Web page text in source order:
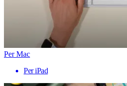
Per Mac
Per iPad